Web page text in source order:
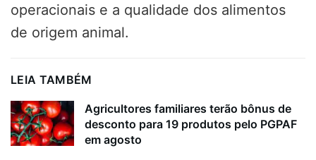
operacionais e a qualidade dos alimentos
de origem animal.
LEIA TAMBÉM
Agricultores familiares terão bônus de
desconto para 19 produtos pelo PGPAF
em agosto